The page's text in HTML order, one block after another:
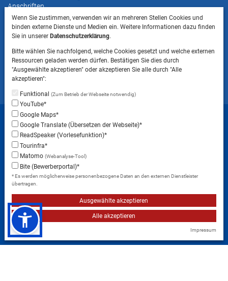
Anschriften
HINWEIS
ins Landratsamt Landsberg am Lech NICHT
gestattet ist.
Startseite Sitemap
Datenschutzeinstellungen
Erklärung zur Barrierefreiheit
Instagram
Facebook
Wenn Sie zustimmen, verwenden wir an mehreren Stellen Cookies und
binden externe Dienste und Medien ein. Weitere Informationen dazu finden
Sie in unsererDatenschutzerklärung.
Bitte wählen Sie nachfolgend, welche Cookies gesetzt und welche externen
Ressourcen geladen werden dürfen. Bestätigen Sie dies durch
"Ausgewählte akzeptieren" oder akzeptieren Sie alle durch "Alle
akzeptieren":
Funktional(Zum Betrieb der Webseite notwendig)
YouTube*
Google Maps*
Google Translate (Übersetzen der Webseite)*
ReadSpeaker (Vorlesefunktion)*
Tourinfra*
Matomo(Webanalyse-Tool)
Bite (Bewerberportal)*
* Es werden möglicherweise personenbezogene Daten an den externen Dienstleister
übertragen.
Ausgewählte akzeptieren
Alle akzeptieren
Impressum